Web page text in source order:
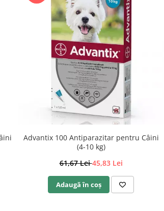
Advantix 100 Antiparazitar pentru Câini
(4-10 kg)
61,67 Lei45,83 Lei
Adaugă în coș